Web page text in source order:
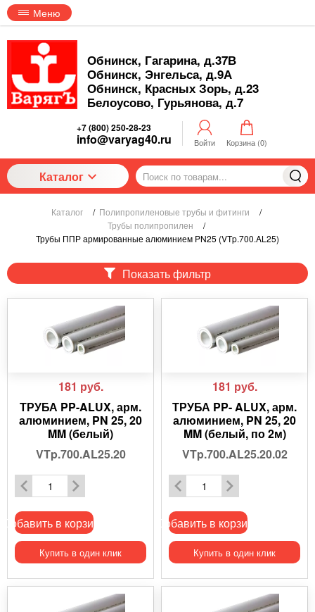
Меню
Обнинск, Гагарина, д.37В
Обнинск, Энгельса, д.9А
Обнинск, Красных Зорь, д.23
Белоусово, Гурьянова, д.7
+7 (800) 250-28-23
info@varyag40.ru Войти Корзина (0)
Каталог
Каталог / Полипропиленовые трубы и фитинги
/
Трубы полипропилен
/
Трубы ППР армированные алюминием PN25 (VTp.700.AL25)
Показать фильтр
181 руб.
ТРУБА PP-ALUX, арм.
алюминием, PN 25, 20
MM (белый)
VTp.700.AL25.20
Добавить в корзину
Купить в один клик
181 руб.
ТРУБА PP- ALUX, арм.
алюминием, PN 25, 20
MM (белый, по 2м)
VTp.700.AL25.20.02
Добавить в корзину
Купить в один клик